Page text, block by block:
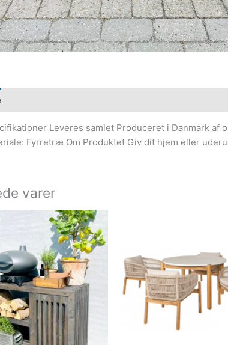
Leveres samlet Produceret i Danmark af
Fyrretræ Om Produktet Giv dit hjem eller
varer